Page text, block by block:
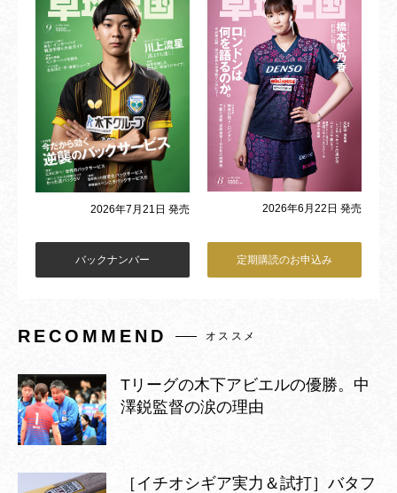
2026年7月21日 発売 2026年6月22日 発売
バックナンバー 定期購読のお申込み
RECOMMEND オススメ
Tリーグの木下アビエルの優勝。中
澤鋭監督の涙の理由
［イチオシギア実力＆試打］バタフ